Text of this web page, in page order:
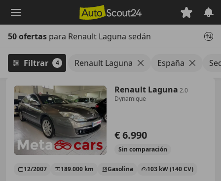
principal
50 ofertas para Renault Laguna sedán
Filtrar 4 Renault Laguna España
Renault Laguna 2.0
Dynamique
€ 6.990
Sin comparación
12/2007 189.000 km Gasolina 103 kW (140 CV)